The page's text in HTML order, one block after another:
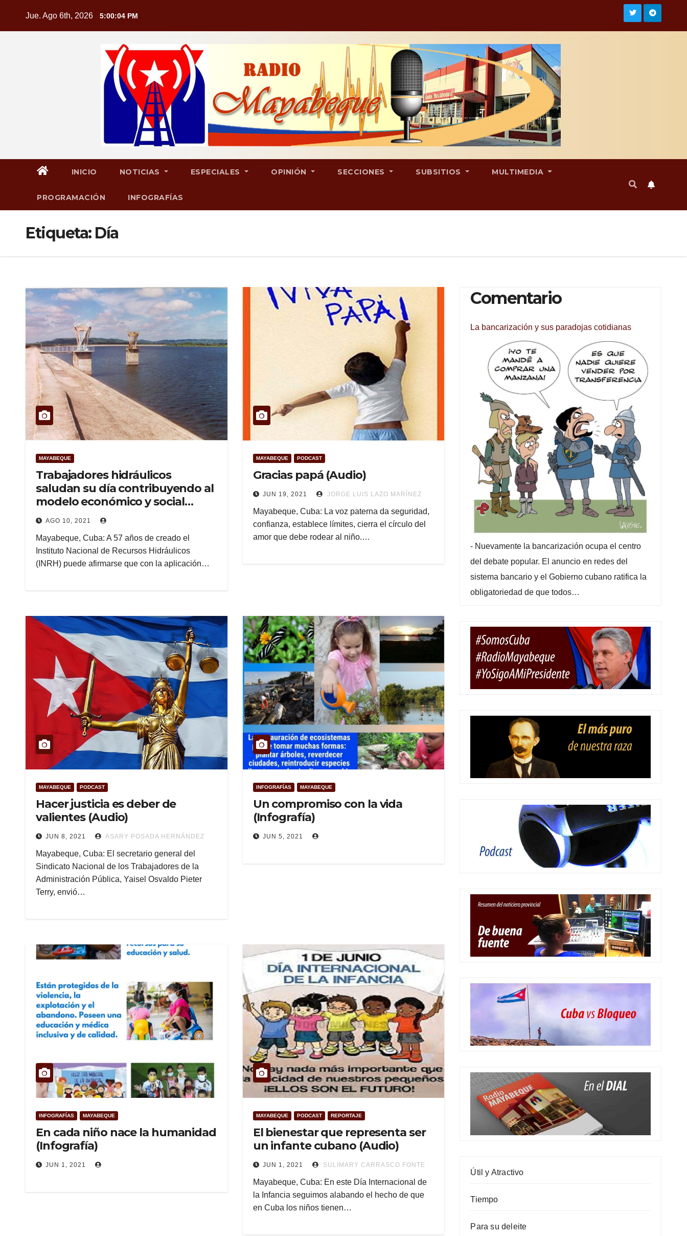
Jue. Ago 6th, 2026 5:00:06 PM
INICIO NOTICIAS ESPECIALES OPINIÓN SECCIONES SUBSITIOS MULTIMEDIA
PROGRAMACIÓN INFOGRAFÍAS
Etiqueta: Día
MAYABEQUE
Trabajadores hidráulicos
saludan su día contribuyendo al
modelo económico y social
cubano
AGO 10, 2021
Mayabeque, Cuba: A 57 años de creado el
Instituto Nacional de Recursos Hidráulicos
(INRH) puede afirmarse que con la aplicación…
MAYABEQUE PODCAST
Gracias papá (Audio)
JUN 19, 2021 JORGE LUIS LAZO MARÍNEZ
Mayabeque, Cuba: La voz paterna da seguridad,
confianza, establece límites, cierra el círculo del
amor que debe rodear al niño.…
MAYABEQUE PODCAST
Hacer justicia es deber de
valientes (Audio)
JUN 8, 2021 ASARY POSADA HERNÁNDEZ
Mayabeque, Cuba: El secretario general del
Sindicato Nacional de los Trabajadores de la
Administración Pública, Yaisel Osvaldo Pieter
Terry, envió…
INFOGRAFÍAS MAYABEQUE
Un compromiso con la vida
(Infografía)
JUN 5, 2021
INFOGRAFÍAS MAYABEQUE
En cada niño nace la humanidad
(Infografía)
JUN 1, 2021
MAYABEQUE PODCAST REPORTAJE
El bienestar que representa ser
un infante cubano (Audio)
JUN 1, 2021 SULIMARY CARRASCO FONTE
Mayabeque, Cuba: En este Día Internacional de
la Infancia seguimos alabando el hecho de que
en Cuba los niños tienen…
Comentario
La bancarización y sus paradojas cotidianas
- Nuevamente la bancarización ocupa el centro
del debate popular. El anuncio en redes del
sistema bancario y el Gobierno cubano ratifica la
obligatoriedad de que todos…
Útil y Atractivo
Tiempo
Para su deleite